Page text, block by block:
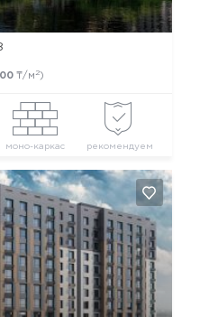
₸/м 2)
моно-каркас рекомендуем